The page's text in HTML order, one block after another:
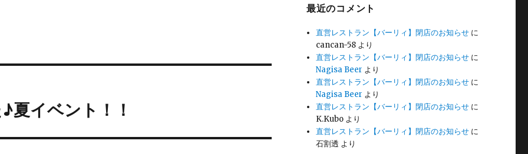
夏イベント！！
最近のコメント
直営レストラン【バーリィ】閉店のお知らせ に
cancan-58 より
直営レストラン【バーリィ】閉店のお知らせ に
Nagisa Beer より
直営レストラン【バーリィ】閉店のお知らせ に
Nagisa Beer より
直営レストラン【バーリィ】閉店のお知らせ に
K.Kubo より
直営レストラン【バーリィ】閉店のお知らせ に
石割透 より